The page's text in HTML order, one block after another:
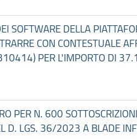
SOFTWARE DELLA
CON CONTESTUALE
PER L'IMPORTO DI
PER N. 600
D. LGS. 36/2023 A BLADE